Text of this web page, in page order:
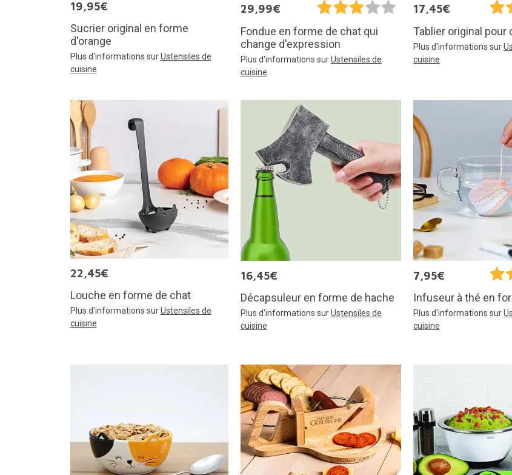
19,95€
Sucrier original en forme
d'orange
Plus d'informations surUstensiles de
cuisine
29,99€
Fondue en forme de chat qui
change d'expression
Plus d'informations surUstensiles de
cuisine
17,45€
Tablier original pour
Plus d'informations sur
cuisine
22,45€
Louche en forme de chat
Plus d'informations surUstensiles de
cuisine
16,45€
Décapsuleur en forme de hache
Plus d'informations surUstensiles de
cuisine
7,95€
Infuseur à thé en
Plus d'informations sur
cuisine